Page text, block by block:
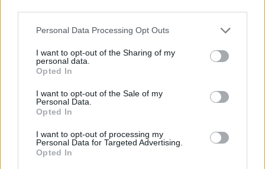
Personal Data Processing Opt Outs
I want to opt-out of the Sharing of my
personal data.
Opted In
I want to opt-out of the Sale of my
Personal Data.
Opted In
I want to opt-out of processing my
Personal Data for Targeted Advertising.
Opted In
Máltai kaland 7.